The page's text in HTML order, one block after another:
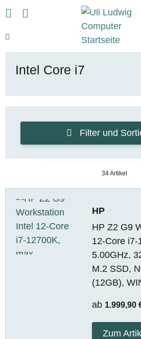
Intel Core i7
Filter und
34 Artikel
HP
HP Z2 G9
12-Core i7-
5.00GHz,
M.2 SSD,
(12GB),
ab 1.999,90
Zum